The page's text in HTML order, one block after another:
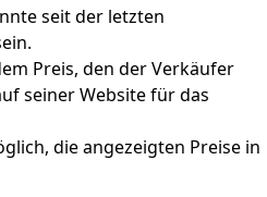
Parkfunktion: Die Bedienung
selbst Anfänger die
können. Dank
fährt der Pool Staubsauger
an den Beckenrand und
So wird die Poolreinigung
sparen wertvolle Zeit
Design: Das
in bunten Farben setzt
seit der letzten
Preis, den der Verkäufer
seiner Website für das
die angezeigten Preise in